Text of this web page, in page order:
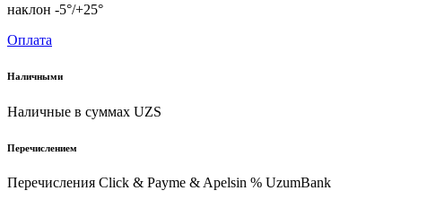
наклон -5°/+25°
Оплата
Наличными
Наличные в суммах UZS
Перечислением
Перечисления Click & Payme & Apelsin % UzumBank